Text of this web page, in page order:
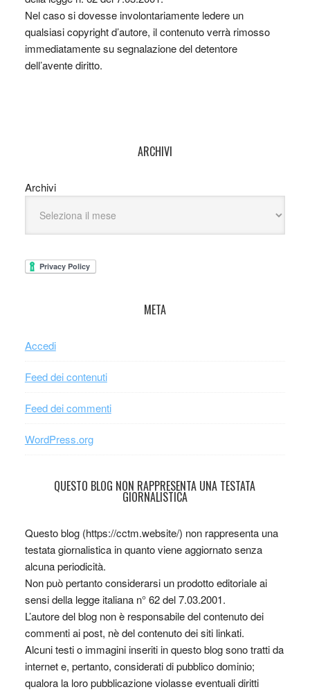
Nel caso si dovesse involontariamente ledere un
qualsiasi copyright d’autore, il contenuto verrà rimosso
immediatamente su segnalazione del detentore
dell’avente diritto.
ARCHIVI
Archivi
META
Accedi
Feed dei contenuti
Feed dei commenti
WordPress.org
QUESTO BLOG NON RAPPRESENTA UNA TESTATA
GIORNALISTICA
Questo blog (https://cctm.website/) non rappresenta una
testata giornalistica in quanto viene aggiornato senza
alcuna periodicità.
Non può pertanto considerarsi un prodotto editoriale ai
sensi della legge italiana n° 62 del 7.03.2001.
L’autore del blog non è responsabile del contenuto dei
commenti ai post, nè del contenuto dei siti linkati.
Alcuni testi o immagini inseriti in questo blog sono tratti da
internet e, pertanto, considerati di pubblico dominio;
qualora la loro pubblicazione violasse eventuali diritti